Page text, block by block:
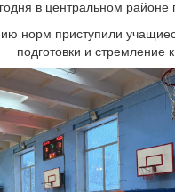
в центральном районе
норм приступили
подготовки и стремление